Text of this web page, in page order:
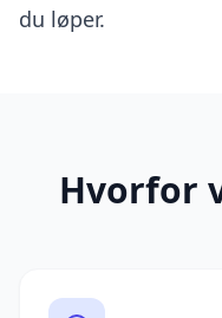
du løper.
Hvorfor